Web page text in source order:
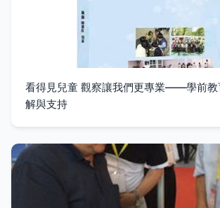
看得見兒童 觀察讓我們更專業——學前教
解與支持